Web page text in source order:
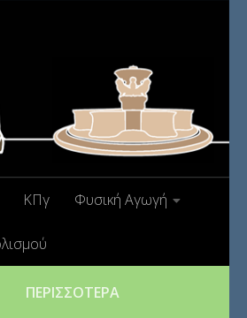
ΚΠγ Φυσική Αγωγή
ΠΕΡΙΣΣΌΤΕΡΑ